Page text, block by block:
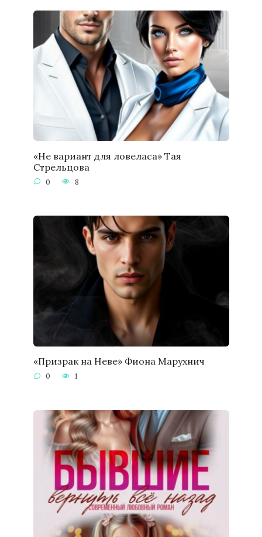
«Не вариант для ловеласа» Тая
Стрельцова
0 8
«Призрак на Неве» Фиона Марухнич
0 1